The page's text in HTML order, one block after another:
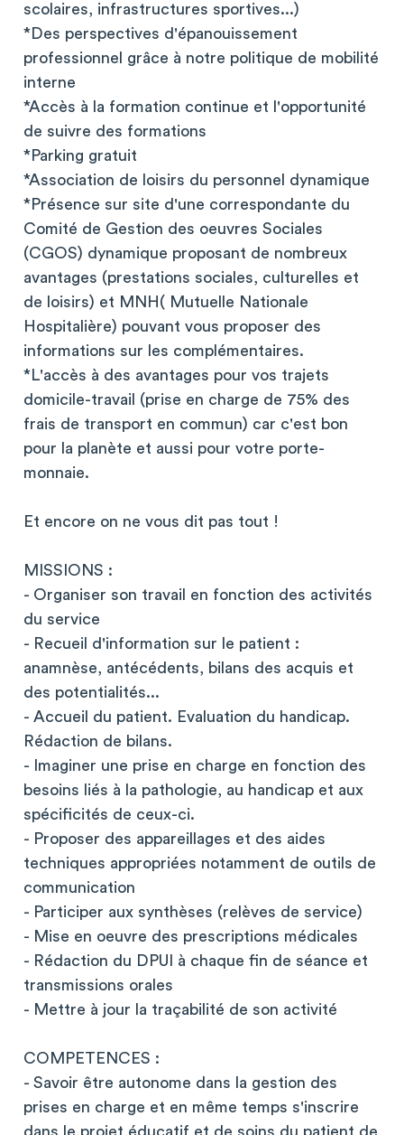
scolaires, infrastructures sportives...)
*Des perspectives d'épanouissement
professionnel grâce à notre politique de mobilité
interne
*Accès à la formation continue et l'opportunité
de suivre des formations
*Parking gratuit
*Association de loisirs du personnel dynamique
*Présence sur site d'une correspondante du
Comité de Gestion des oeuvres Sociales
(CGOS) dynamique proposant de nombreux
avantages (prestations sociales, culturelles et
de loisirs) et MNH( Mutuelle Nationale
Hospitalière) pouvant vous proposer des
informations sur les complémentaires.
*L'accès à des avantages pour vos trajets
domicile-travail (prise en charge de 75% des
frais de transport en commun) car c'est bon
pour la planète et aussi pour votre porte-
monnaie.
Et encore on ne vous dit pas tout !
MISSIONS :
- Organiser son travail en fonction des activités
du service
- Recueil d'information sur le patient :
anamnèse, antécédents, bilans des acquis et
des potentialités...
- Accueil du patient. Evaluation du handicap.
Rédaction de bilans.
- Imaginer une prise en charge en fonction des
besoins liés à la pathologie, au handicap et aux
spécificités de ceux-ci.
- Proposer des appareillages et des aides
techniques appropriées notamment de outils de
communication
- Participer aux synthèses (relèves de service)
- Mise en oeuvre des prescriptions médicales
- Rédaction du DPUI à chaque fin de séance et
transmissions orales
- Mettre à jour la traçabilité de son activité
COMPETENCES :
- Savoir être autonome dans la gestion des
prises en charge et en même temps s'inscrire
dans le projet éducatif et de soins du patient de